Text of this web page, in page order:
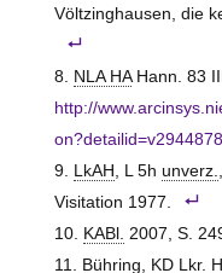
Völtzinghausen, die
NLA HAHann. 83 III
http://
on?detailid=v2944878
LkAH , L 5h unverz.
Visitation 1977.
KABl. 2007, S.
Bühring, KD Lkr.